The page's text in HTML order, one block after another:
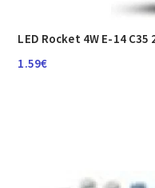
LED Rocket 4W E-14 C35
1.59€